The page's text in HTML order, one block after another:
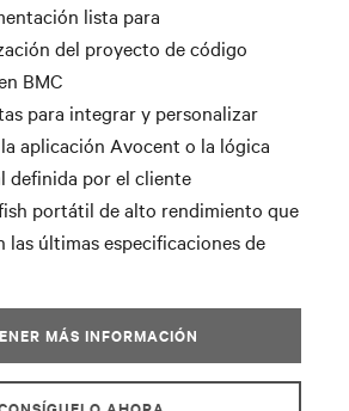
lista para
del proyecto de código
BMC
para integrar y personalizar
aplicación Avocent o la lógica
definida por el cliente
portátil de alto rendimiento que
las últimas especificaciones de
MÁS INFORMACIÓN